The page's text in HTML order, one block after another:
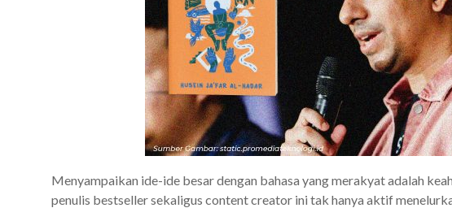
Menyampaikan ide-ide besar dengan bahasa yang merakyat adalah
penulis bestseller sekaligus content creator ini tak hanya aktif